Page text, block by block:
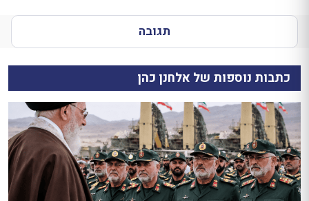
תגובה
כתבות נוספות של אלחנן כהן